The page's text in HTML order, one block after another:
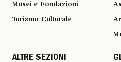
Musei e Fondazioni
Turismo Culturale
ALTRE SEZIONI